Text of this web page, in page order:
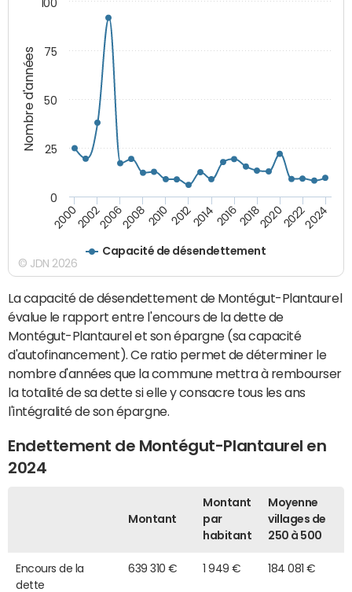
Nombre d'années
Capacité de désendettement
20002002200620082010 2012201420162018202020222024
0
25
50
75
100
© JDN 2026
La capacité de désendettement de Montégut-Plantaurel
évalue le rapport entre l'encours de la dette de
Montégut-Plantaurel et son épargne (sa capacité
d'autofinancement). Ce ratio permet de déterminer le
nombre d'années que la commune mettra à rembourser
la totalité de sa dette si elle y consacre tous les ans
l'intégralité de son épargne.
Endettement de Montégut-Plantaurel en
2024
Montant
Montant
par
habitant
Moyenne
villages de
250 à 500
Encours de la
dette
639 310 € 1 949 € 184 081 €